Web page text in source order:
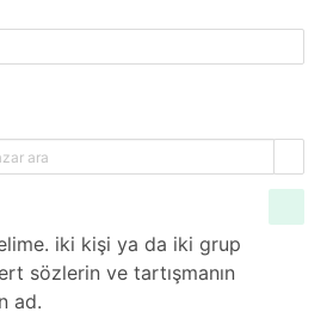
iki kişi ya da iki grup
sözlerin ve tartışmanın
ad.